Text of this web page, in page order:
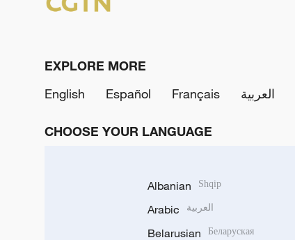
EXPLORE MORE
English
Español Français العربية
CHOOSE YOUR LANGUAGE
Albanian Shqip
Arabic العربية
Belarusian Беларуская